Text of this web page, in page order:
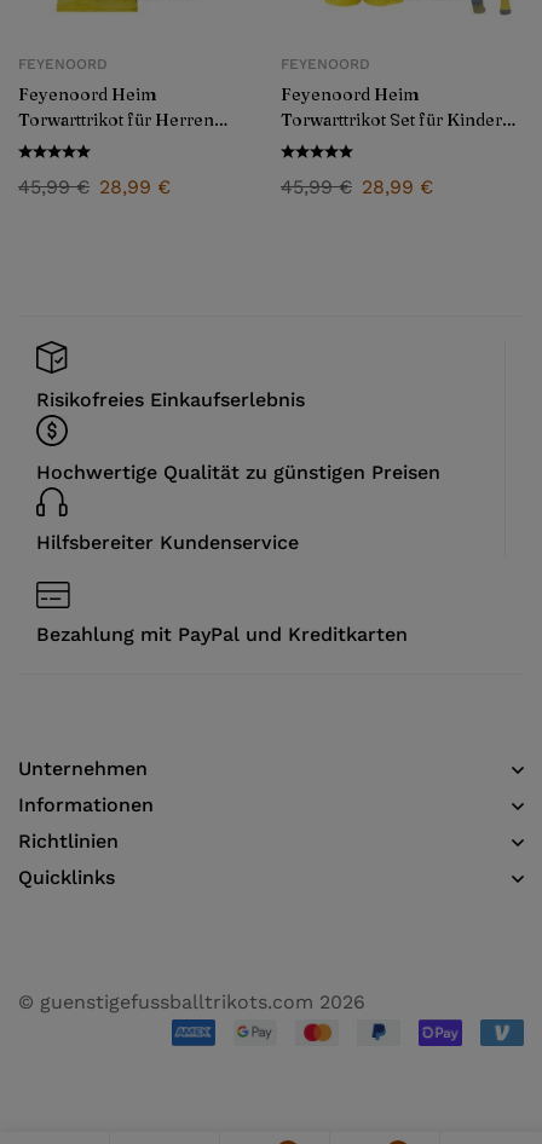
FEYENOORD
Feyenoord Heim
Torwarttrikot für Herren
2025/26
45,99€ 28,99 €
FEYENOORD
Feyenoord Heim
Torwarttrikot Set für Kinder
2025/26
45,99€ 28,99 €
Risikofreies Einkaufserlebnis
Hochwertige Qualität zu günstigen Preisen
Hilfsbereiter Kundenservice
Bezahlung mit PayPal und Kreditkarten
Unternehmen
Informationen​
Richtlinien
Quicklinks
© guenstigefussballtrikots.com 2026